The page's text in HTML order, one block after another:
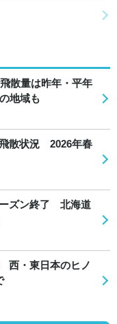
散量は昨年・平年
地域も
飛散状況 2026年春
ズン終了 北海道
西・東日本のヒノ